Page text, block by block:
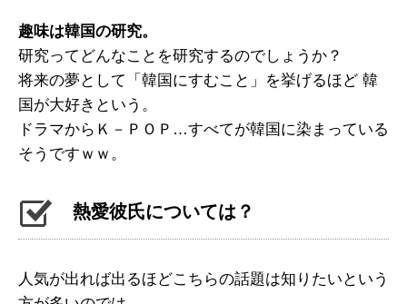
趣味は韓国の研究。
研究ってどんなことを研究するのでしょうか？
将来の夢として「韓国にすむこと」を挙げるほど 韓
国が大好きという。
ドラマからＫ－ＰＯＰ…すべてが韓国に染まっている
そうですｗｗ。
熱愛彼氏については？
人気が出れば出るほどこちらの話題は知りたいという